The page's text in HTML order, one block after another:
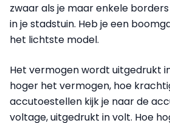
zwaar als je maar enkele
in je stadstuin. Heb je een
het lichtste model.
Het vermogen wordt uitgedrukt
hoger het vermogen, hoe
accutoestellen kijk je naar de
voltage, uitgedrukt in volt. Hoe